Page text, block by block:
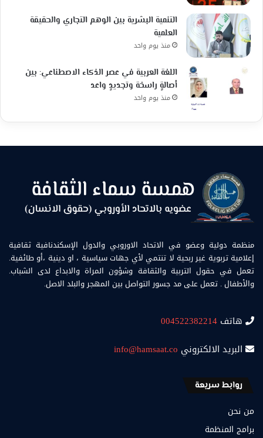
التنمية البشرية بين الوهم التجاري والحقيقة
العلمية
منذ يوم واحد
اللغة العربية في عصر الذكاء الاصطناعي: بين
أصالةٍ راسخة وتجديدٍ واعد
منذ يوم واحد
منظمة دولية وعضو في الاتحاد الاوروبي والدول الإسكندنافية ثقافية
إعلامية تربوية غير ربحية لا تنتمي لأي جهات سياسية ، او دينية ،أو طائفية.
تعمل في حقول التربية والثقافة وشؤون المراة والابداع لدى الشباب.
والأطفال . تعمل على مد جسور التواصل بين المهجر والبلد الاصل.
هاتف 004522382214
البريد الالكتروني info@hamsaat.co
روابط سريعة
من نحن
برامج المنظمة